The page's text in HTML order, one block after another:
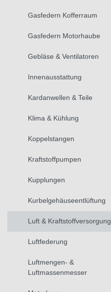
Gasfedern Kofferraum
Gasfedern Motorhaube
Gebläse & Ventilatoren
Innenausstattung
Kardanwellen & Teile
Klima & Kühlung
Koppelstangen
Kraftstoffpumpen
Kupplungen
Kurbelgehäuseentlüftung
Luft & Kraftstoffversorgung
Luftfederung
Luftmengen- &
Luftmassenmesser